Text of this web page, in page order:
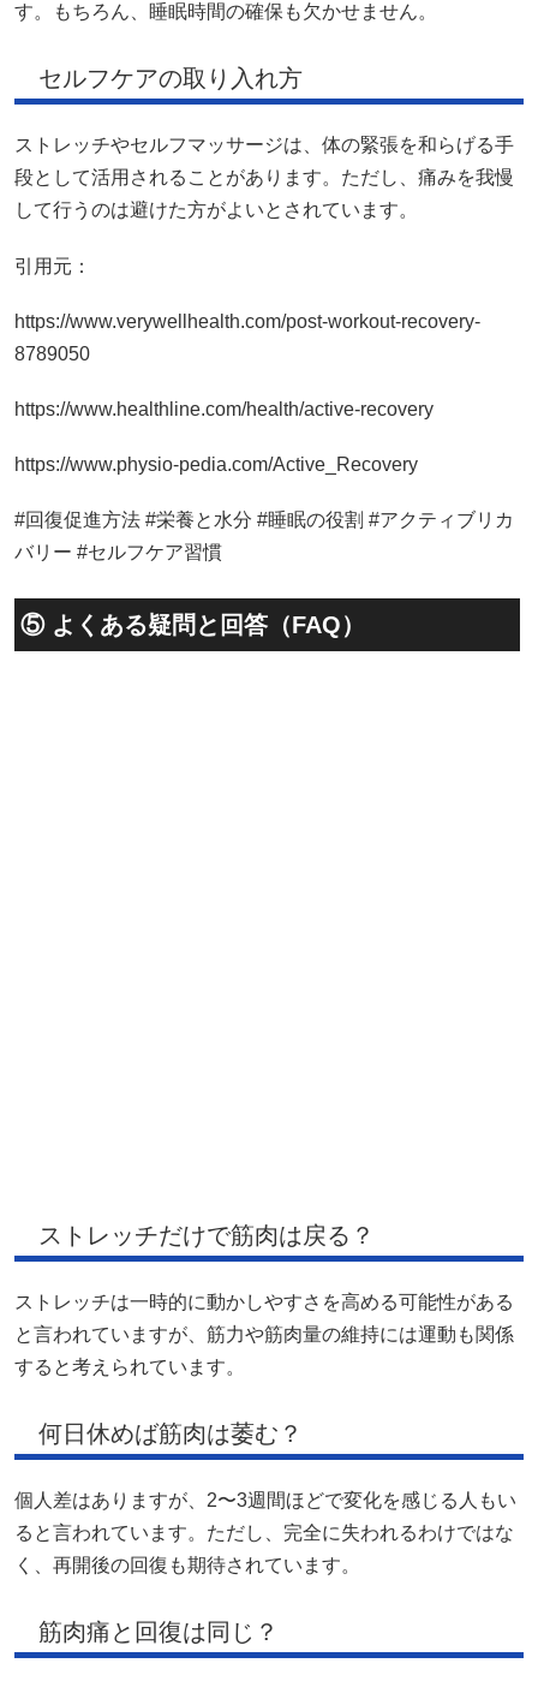
す。もちろん、睡眠時間の確保も欠かせません。
セルフケアの取り入れ方
ストレッチやセルフマッサージは、体の緊張を和らげる手
段として活用されることがあります。ただし、痛みを我慢
して行うのは避けた方がよいとされています。
引用元：
https://www.verywellhealth.com/post-workout-recovery-
8789050
https://www.healthline.com/health/active-recovery
https://www.physio-pedia.com/Active_Recovery
#回復促進方法 #栄養と水分 #睡眠の役割 #アクティブリカ
バリー #セルフケア習慣
⑤ よくある疑問と回答（FAQ）
ストレッチだけで筋肉は戻る？
ストレッチは一時的に動かしやすさを高める可能性がある
と言われていますが、筋力や筋肉量の維持には運動も関係
すると考えられています。
何日休めば筋肉は萎む？
個人差はありますが、2〜3週間ほどで変化を感じる人もい
ると言われています。ただし、完全に失われるわけではな
く、再開後の回復も期待されています。
筋肉痛と回復は同じ？